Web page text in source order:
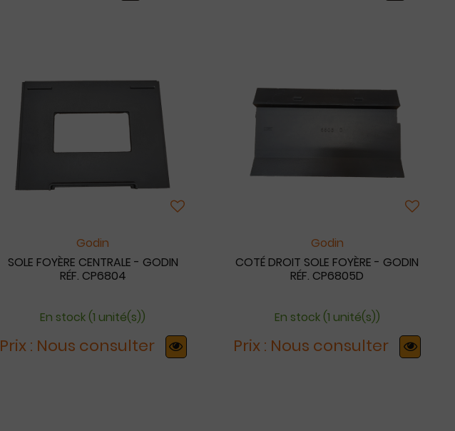
Godin
SOLE FOYÈRE CENTRALE - GODIN
RÉF. CP6804
En stock (1 unité(s))
Prix : Nous consulter
Godin
COTÉ DROIT SOLE FOYÈRE - GODIN
RÉF. CP6805D
En stock (1 unité(s))
Prix : Nous consulter